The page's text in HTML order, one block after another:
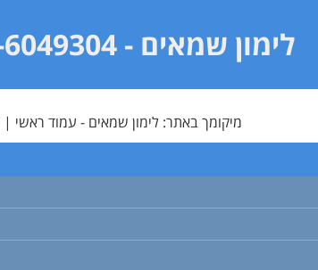
לימון שמאים - 077-6049304
מיקומך באתר:לימון שמאים - עמוד ראשי |